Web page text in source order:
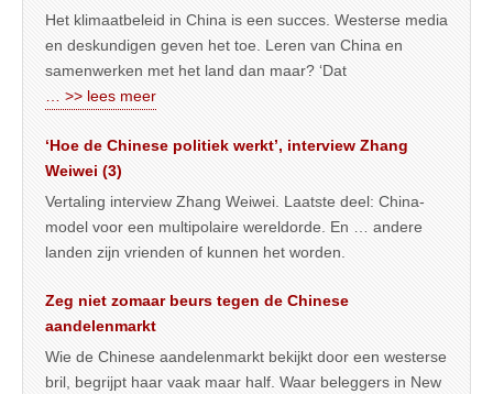
Het klimaatbeleid in China is een succes. Westerse media
en deskundigen geven het toe. Leren van China en
samenwerken met het land dan maar? ‘Dat
… >> lees meer
‘Hoe de Chinese politiek werkt’, interview Zhang
Weiwei (3)
Vertaling interview Zhang Weiwei. Laatste deel: China-
model voor een multipolaire wereldorde. En … andere
landen zijn vrienden of kunnen het worden.
Zeg niet zomaar beurs tegen de Chinese
aandelenmarkt
Wie de Chinese aandelenmarkt bekijkt door een westerse
bril, begrijpt haar vaak maar half. Waar beleggers in New